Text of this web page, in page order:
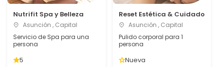
Nutrifit Spa y Belleza
Asunción , Capital
Servicio de Spa para una
persona
5
Reset Estética & Cuidado
Asunción , Capital
Pulido corporal para 1
persona
Nueva